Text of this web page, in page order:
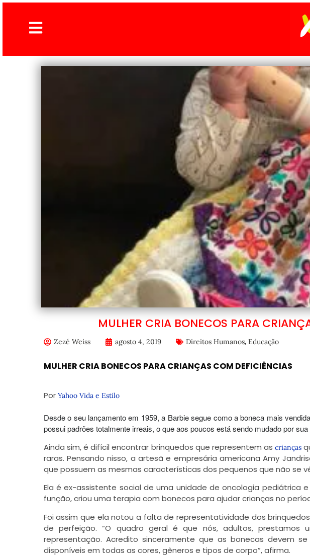
MULHER CRIA BONECOS PARA
Zezé Weiss agosto 4, 2019 Direitos Humanos, Educação
MULHER CRIA BONECOS PARA CRIANÇAS COM DEFICIÊNCIAS
Por Yahoo Vida e Estilo
Desde o seu lançamento em 1959, a Barbie segue como a boneca mais
possui padrões totalmente irreais, o que aos poucos está sendo mudado por sua
Ainda sim, é difícil encontrar brinquedos que representem ascrianças
raras. Pensando nisso, a artesã e empresária americana Amy
que possuem as mesmas características dos pequenos que não se
Ela é ex-assistente social de uma unidade de oncologia pediátrica
função, criou uma terapia com bonecos para ajudar crianças no
Foi assim que ela notou a falta de representatividade dos
de perfeição. “O quadro geral é que nós, adultos, prestamos
representação. Acredito sinceramente que as bonecas devem
disponíveis em todas as cores, gêneros e tipos de corpo”, afirma.